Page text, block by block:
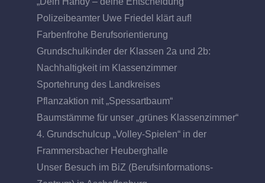
Polizeibeamter Uwe Friedel klärt auf!
Farbenfrohe Berufsorientierung
Grundschulkinder der Klassen 2a und 2b:
Nachhaltigkeit im Klassenzimmer
Sportehrung des Landkreises
Pflanzaktion mit „Spessartbaum“
Baumstämme für unser „grünes Klassenzimmer“
4. Grundschulcup „Volley-Spielen“ in der
Frammersbacher Heuberghalle
Unser Besuch im BiZ (Berufsinformations-